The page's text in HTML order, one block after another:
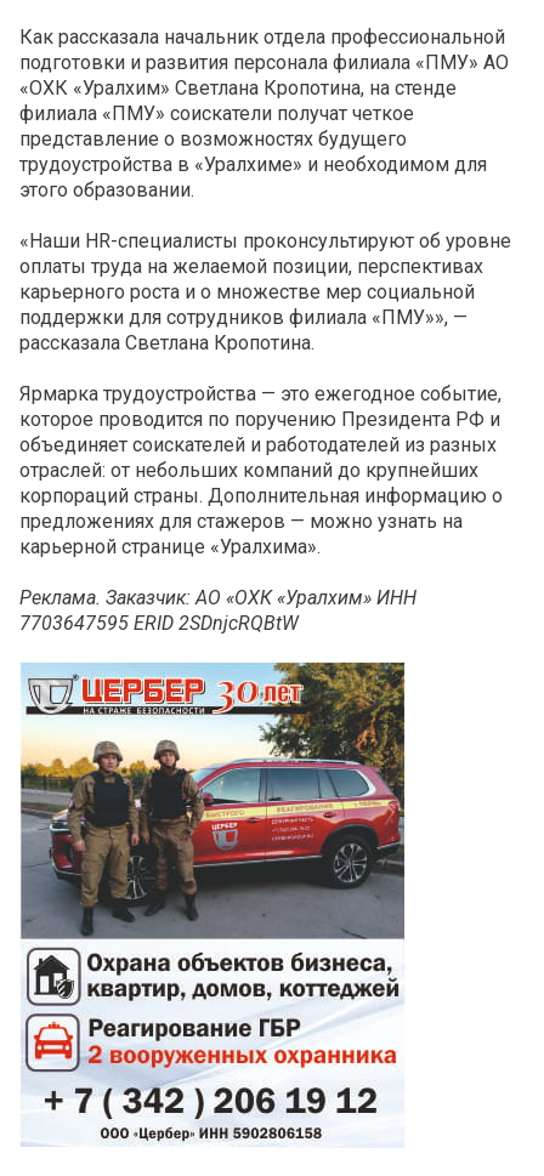
Как рассказала начальник отдела профессиональной
подготовки и развития персонала филиала «ПМУ» АО
«ОХК «Уралхим» Светлана Кропотина, на стенде
филиала «ПМУ» соискатели получат четкое
представление о возможностях будущего
трудоустройства в «Уралхиме» и необходимом для
этого образовании.
«Наши HR-специалисты проконсультируют об уровне
оплаты труда на желаемой позиции, перспективах
карьерного роста и о множестве мер социальной
поддержки для сотрудников филиала «ПМУ»», —
рассказала Светлана Кропотина.
Ярмарка трудоустройства — это ежегодное событие,
которое проводится по поручению Президента РФ и
объединяет соискателей и работодателей из разных
отраслей: от небольших компаний до крупнейших
корпораций страны. Дополнительная информацию о
предложениях для стажеров — можно узнать на
карьерной странице «Уралхима».
Реклама. Заказчик: АО «ОХК «Уралхим» ИНН
7703647595 ERID 2SDnjcRQBtW